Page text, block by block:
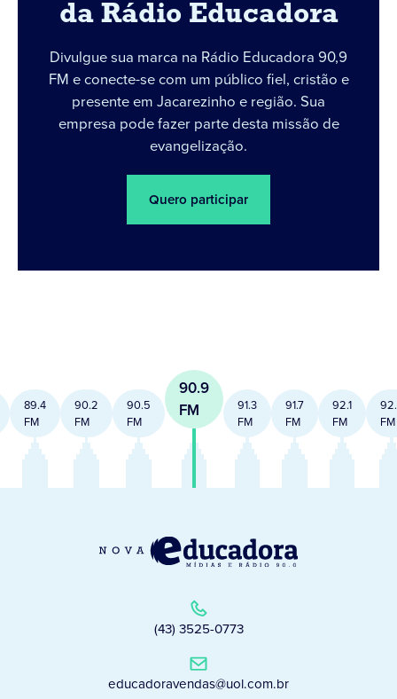
da Rádio Educadora
Divulgue sua marca na Rádio Educadora 90,9
FM e conecte-se com um público fiel, cristão e
presente em Jacarezinho e região. Sua
empresa pode fazer parte desta missão de
evangelização.
Quero participar
89.4
FM
90.2
FM
90.5
FM
90.9
FM
91.3
FM
91.7
FM
92.1
FM
FM
(43) 3525-0773
educadoravendas@uol.com.br